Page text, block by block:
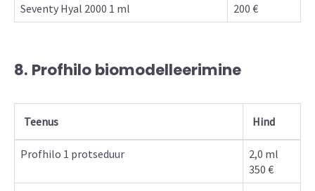
Seventy Hyal 2000 1 ml 200 €
8. Profhilo biomodelleerimine
Teenus Hind
Profhilo 1 protseduur
2,0 ml
350 €